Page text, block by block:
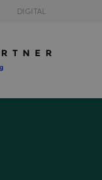
DIGITAL